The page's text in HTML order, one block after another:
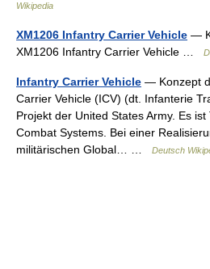
Wikipedia
XM1206 Infantry Carrier Vehicle —
XM1206 Infantry Carrier Vehicle …
Infantry Carrier Vehicle — Konzept
Carrier Vehicle (ICV) (dt. Infanterie
Projekt der United States Army. Es
Combat Systems. Bei einer
militärischen Global… …
Deutsch